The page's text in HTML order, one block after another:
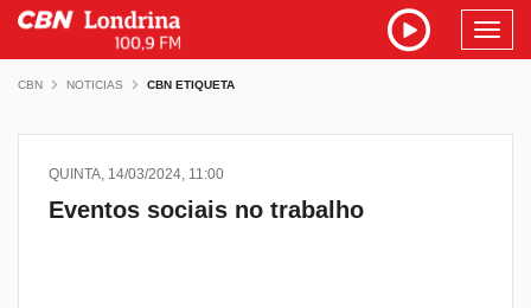
CBN NOTICIAS CBN ETIQUETA
QUINTA, 14/03/2024, 11:00
Eventos sociais no trabalho